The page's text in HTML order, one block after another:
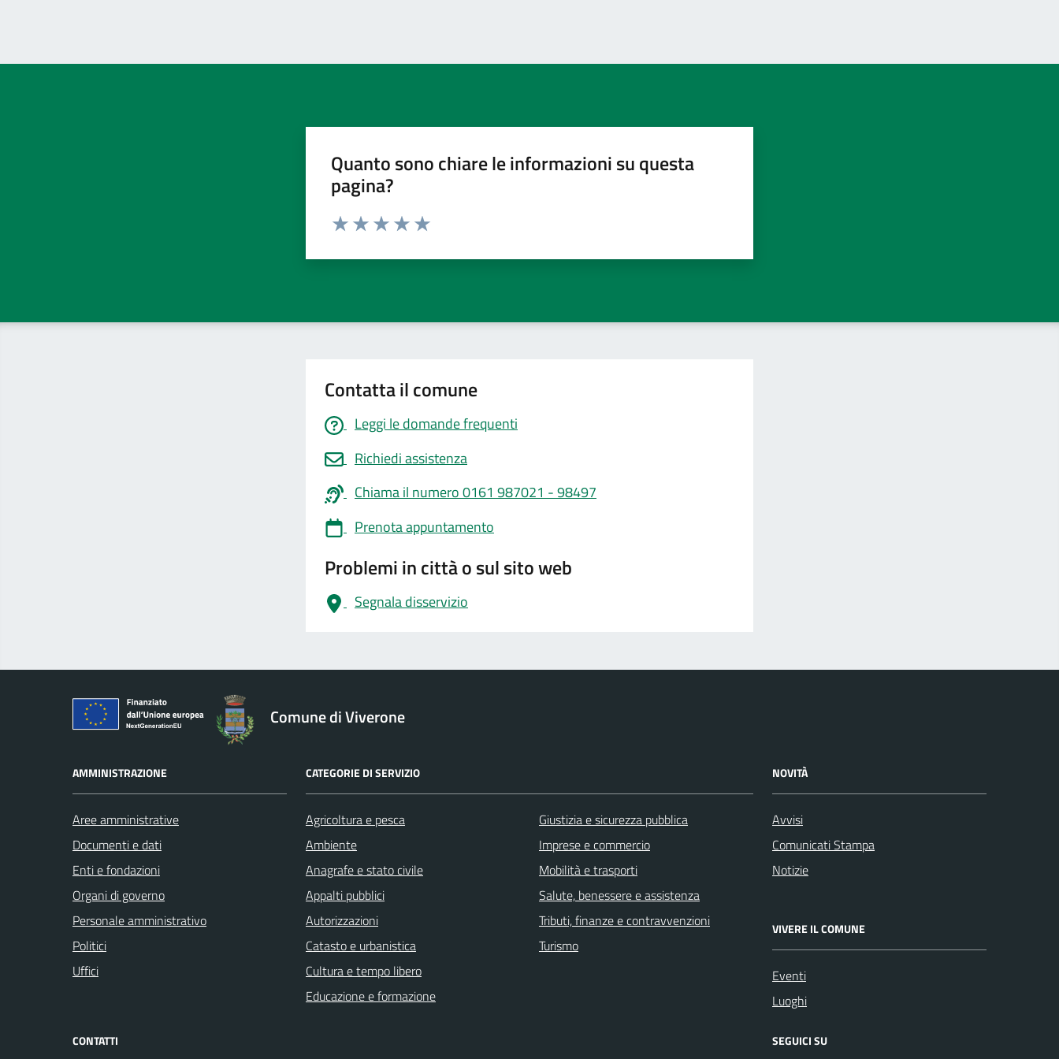
Quanto sono chiare le informazioni su questa
pagina?
Valuta da 1 a 5 stelle la pagina
Contatta il comune
Leggi le domande frequenti
Richiedi assistenza
Chiama il numero 0161 987021 - 98497
Prenota appuntamento
Problemi in città o sul sito web
Segnala disservizio
logo Unione Europea
Comune di Viverone
AMMINISTRAZIONE
Aree amministrative
Documenti e dati
Enti e fondazioni
Organi di governo
Personale amministrativo
Politici
Uffici
CATEGORIE DI SERVIZIO
Agricoltura e pesca
Ambiente
Anagrafe e stato civile
Appalti pubblici
Autorizzazioni
Catasto e urbanistica
Cultura e tempo libero
Educazione e formazione
Giustizia e sicurezza pubblica
Imprese e commercio
Mobilità e trasporti
Salute, benessere e assistenza
Tributi, finanze e contravvenzioni
Turismo
NOVITÀ
Avvisi
Comunicati Stampa
Notizie
VIVERE IL COMUNE
Eventi
Luoghi
CONTATTI SEGUICI SU